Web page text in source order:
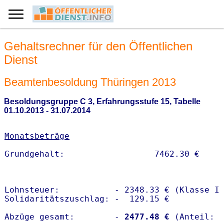
Gehaltsrechner für den Öffentlichen
Dienst
Beamtenbesoldung Thüringen 2013
Besoldungsgruppe C 3, Erfahrungsstufe 15, Tabelle
01.10.2013 - 31.07.2014
Monatsbeträge
Lohnsteuer:           - 2348.33 € (Klasse I)
Solidaritätszuschlag: -  129.15 €
Abzüge gesamt:        -
2477.48 €